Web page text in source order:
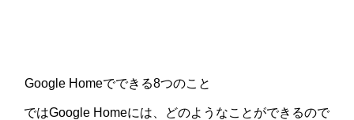
Google Homeでできる8つのこと
ではGoogle Homeには、どのようなことができるので